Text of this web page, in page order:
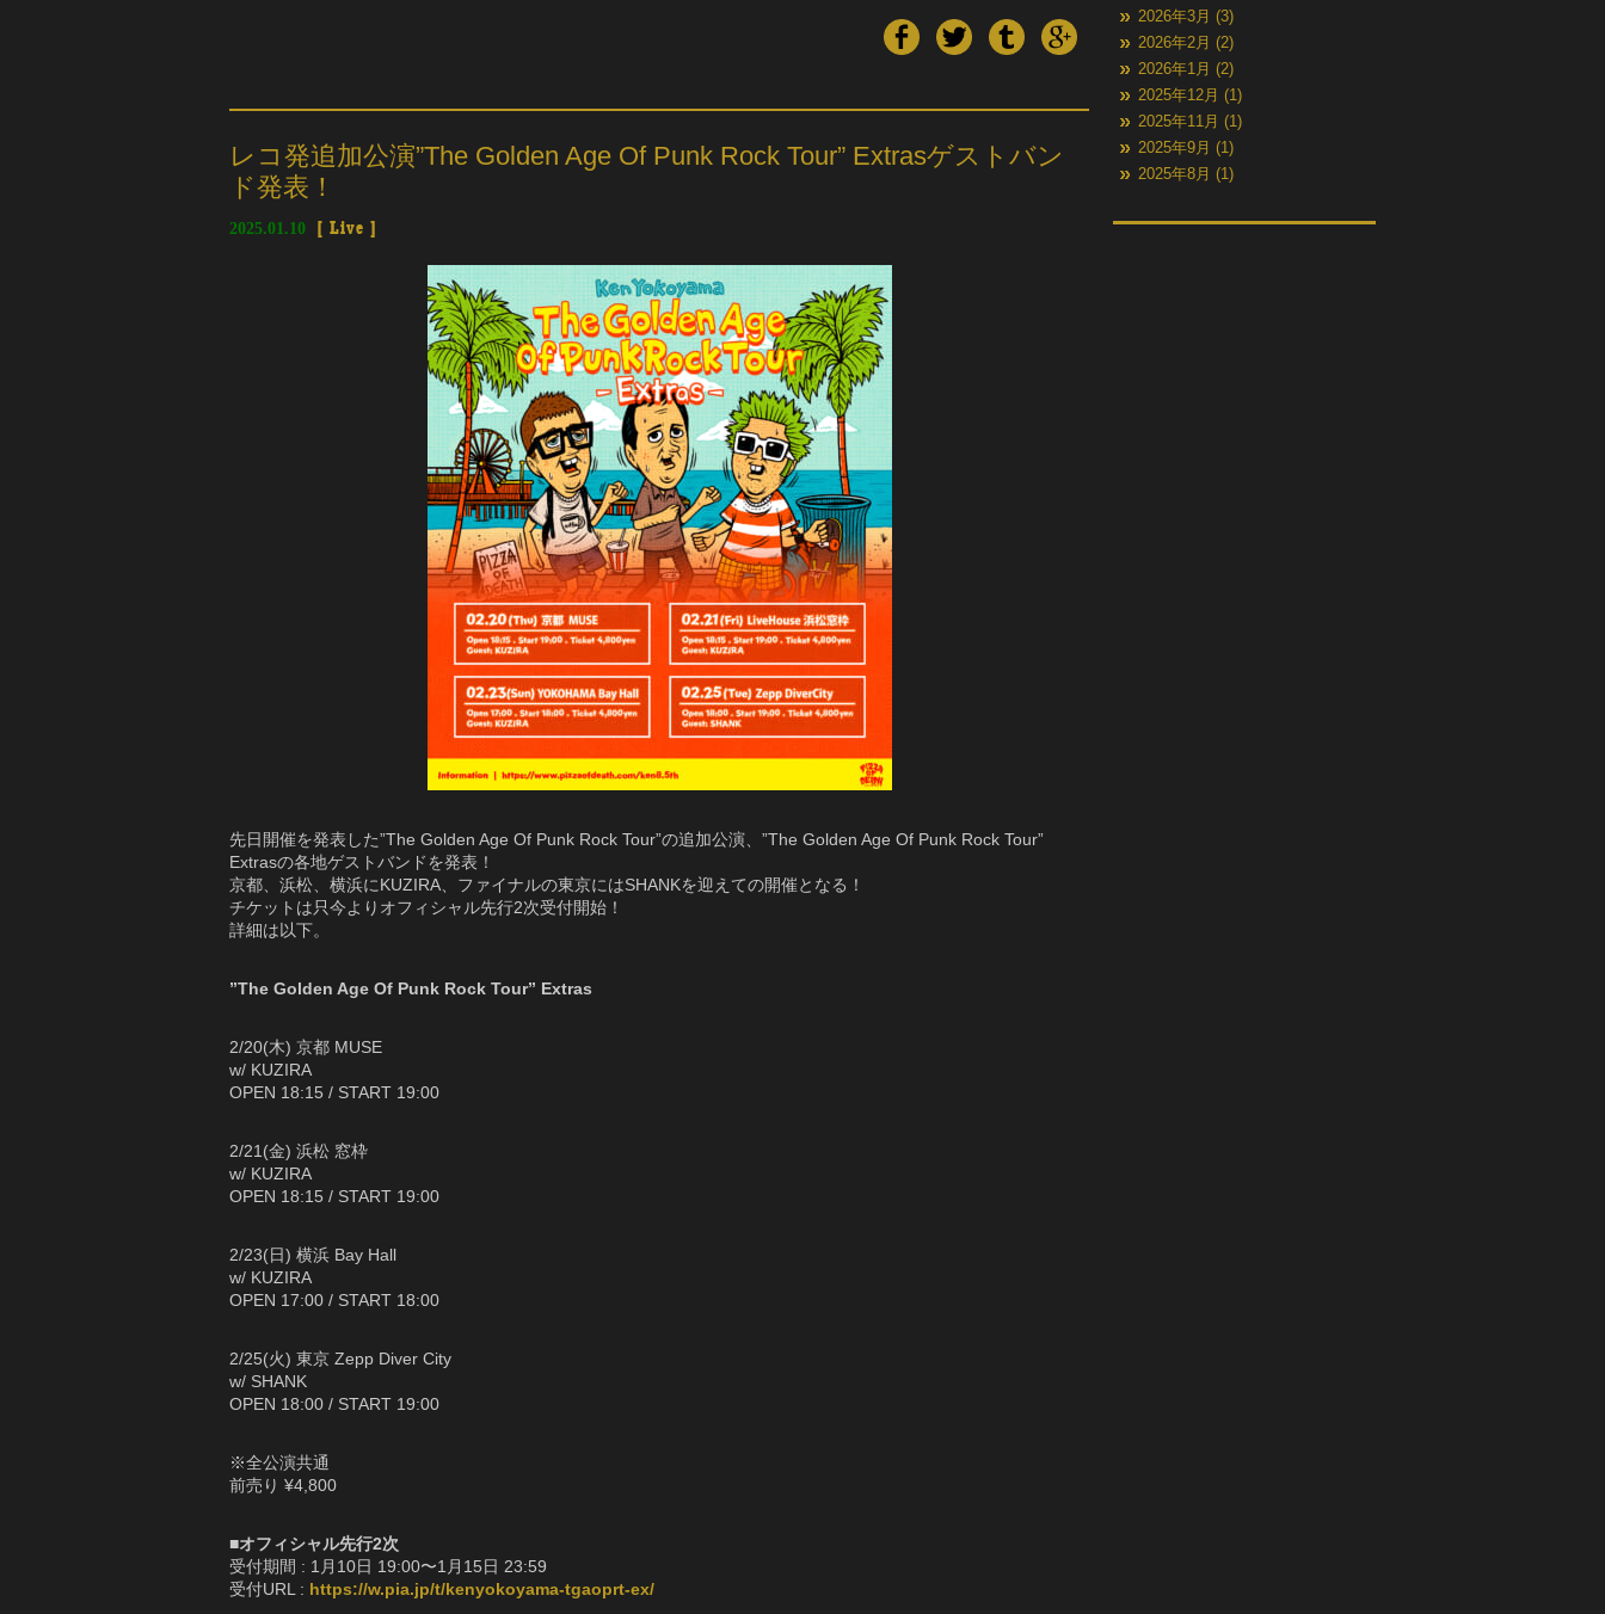
レコ発追加公演”The Golden Age Of Punk Rock Tour” Extrasゲストバン
ド発表！
2025.01.10 [ Live ]
先日開催を発表した”The Golden Age Of Punk Rock Tour”の追加公演、”The Golden Age Of Punk Rock Tour”
Extrasの各地ゲストバンドを発表！
京都、浜松、横浜にKUZIRA、ファイナルの東京にはSHANKを迎えての開催となる！
チケットは只今よりオフィシャル先行2次受付開始！
詳細は以下。
”The Golden Age Of Punk Rock Tour” Extras
2/20(木) 京都 MUSE
w/ KUZIRA
OPEN 18:15 / START 19:00
2/21(金) 浜松 窓枠
w/ KUZIRA
OPEN 18:15 / START 19:00
2/23(日) 横浜 Bay Hall
w/ KUZIRA
OPEN 17:00 / START 18:00
2/25(火) 東京 Zepp Diver City
w/ SHANK
OPEN 18:00 / START 19:00
※全公演共通
前売り ¥4,800
■オフィシャル先行2次
受付期間 : 1月10日 19:00〜1月15日 23:59
受付URL : https://w.pia.jp/t/kenyokoyama-tgaoprt-ex/
2026年3月 (3)
2026年2月 (2)
2026年1月 (2)
2025年12月 (1)
2025年11月 (1)
2025年9月 (1)
2025年8月 (1)